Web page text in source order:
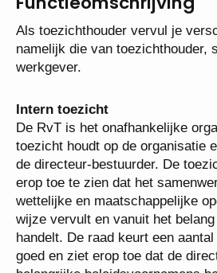
Functieomschrijving
Als toezichthouder vervul je
namelijk die van toezichthouder,
Intern toezicht
De RvT is het onafhankelijke
toezicht houdt op de organisatie
de directeur-bestuurder. De
erop toe te zien dat het
wettelijke en maatschappelijke
goede wijze vervult en vanuit het
kind handelt. De raad keurt een